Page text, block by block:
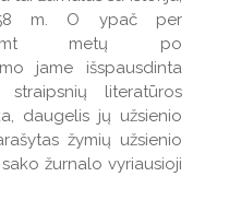
m. O ypač per
metų po
jame išspausdinta
literatūros
daugelis jų užsienio
žymių užsienio
žurnalo vyriausioji